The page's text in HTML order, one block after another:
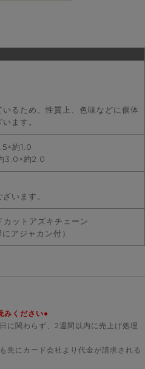
るため、性質上、色味などに個体
ます。
約1.0
3.0×約2.0
います。
ットアズキチェーン
アジャカン付）
みください●
に関わらず、2週間以内に売上げ処理
先にカード会社より代金が請求される